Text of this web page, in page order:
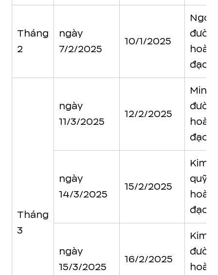
Tháng
2
ngày
7/2/2025
10/1/2025
Ngọc
đạo
Tháng
3
ngày
11/3/2025
12/2/2025
Minh
đạo
ngày
14/3/2025
15/2/2025
Kim
quỹ
đạo
ngày
15/3/2025
16/2/2025
Kim